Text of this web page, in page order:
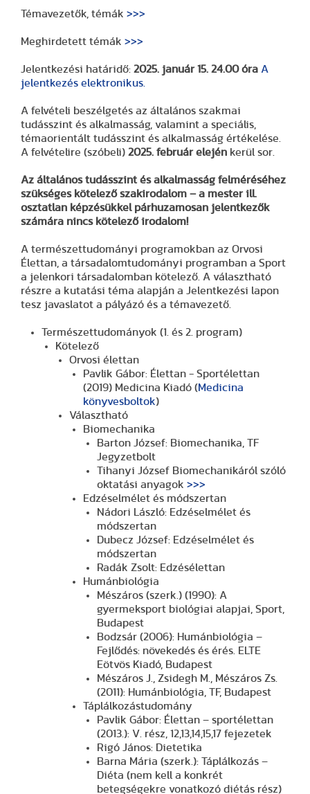
Témavezetők, témák >>>
Meghirdetett témák >>>
Jelentkezési határidő: 2025. január 15. 24.00 óra A
jelentkezés elektronikus.
A felvételi beszélgetés az általános szakmai
tudásszint és alkalmasság, valamint a speciális,
témaorientált tudásszint és alkalmasság értékelése.
A felvételire (szóbeli) 2025. február elején kerül sor.
Az általános tudásszint és alkalmasság felméréséhez
szükséges kötelező szakirodalom – a mester ill.
osztatlan képzésükkel párhuzamosan jelentkezők
számára nincs kötelező irodalom!
A természettudományi programokban az Orvosi
Élettan, a társadalomtudományi programban a Sport
a jelenkori társadalomban kötelező. A választható
részre a kutatási téma alapján a Jelentkezési lapon
tesz javaslatot a pályázó és a témavezető.
Természettudományok (1. és 2. program)
Kötelező
Orvosi élettan
Pavlik Gábor: Élettan - Sportélettan
(2019) Medicina Kiadó (Medicina
könyvesboltok)
Választható
Biomechanika
Barton József: Biomechanika, TF
Jegyzetbolt
Tihanyi József Biomechanikáról szóló
oktatási anyagok >>>
Edzéselmélet és módszertan
Nádori László: Edzéselmélet és
módszertan
Dubecz József: Edzéselmélet és
módszertan
Radák Zsolt: Edzésélettan
Humánbiológia
Mészáros (szerk.) (1990): A
gyermeksport biológiai alapjai, Sport,
Budapest
Bodzsár (2006): Humánbiológia –
Fejlődés: növekedés és érés. ELTE
Eötvös Kiadó, Budapest
Mészáros J., Zsidegh M., Mészáros Zs.
(2011): Humánbiológia, TF, Budapest
Táplálkozástudomány
Pavlik Gábor: Élettan – sportélettan
(2013.): V. rész, 12,13,14,15,17 fejezetek
Rigó János: Dietetika
Barna Mária (szerk.): Táplálkozás –
Diéta (nem kell a konkrét
betegségekre vonatkozó diétás rész)